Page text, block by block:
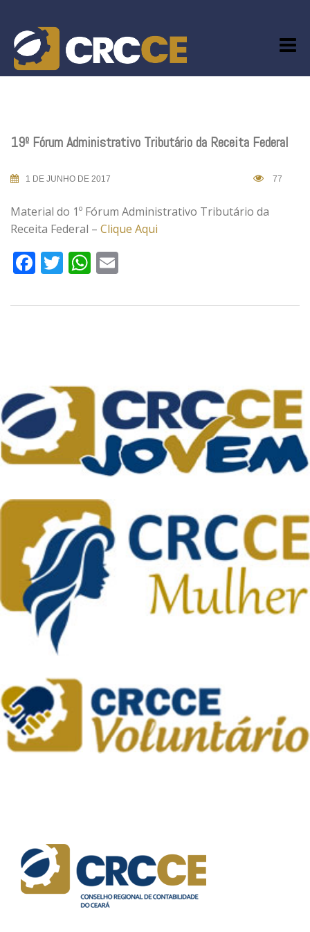
content
19º Fórum Administrativo Tributário da Receita Federal
1 DE JUNHO DE 2017 77
Material do 1º Fórum Administrativo Tributário da
Receita Federal – Clique Aqui
Facebook
TwitterWhatsApp